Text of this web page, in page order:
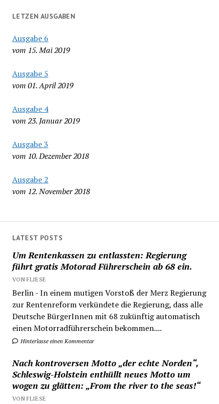
LETZEN AUSGABEN
Ausgabe 6
vom 15. Mai 2019
Ausgabe 5
vom 01. April 2019
Ausgabe 4
vom 23. Januar 2019
Ausgabe 3
vom 10. Dezember 2018
Ausgabe 2
vom 12. November 2018
LATEST POSTS
Um Rentenkassen zu entlassten: Regierung
führt gratis Motorad Führerschein ab 68 ein.
VON FLIESE
Berlin - In einem mutigen Vorstoß der Merz Regierung
zur Rentenreform verkündete die Regierung, dass alle
Deutsche BürgerInnen mit 68 zukünftig automatisch
einen Motorradführerschein bekommen....
Hinterlasse einen Kommentar
Nach kontroversen Motto „der echte Norden“,
Schleswig-Holstein enthüllt neues Motto um
wogen zu glätten: „From the river to the seas!“
VON FLIESE